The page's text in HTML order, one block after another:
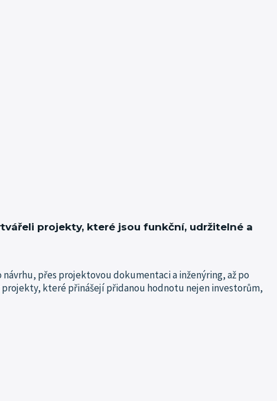
projekty, které jsou funkční, udržitelné a
přes projektovou dokumentaci a inženýring, až po
projekty, které přinášejí přidanou hodnotu nejen investorům,